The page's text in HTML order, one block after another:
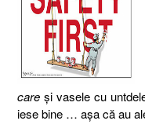
care şi vasele cu
iese bine … aşa că au